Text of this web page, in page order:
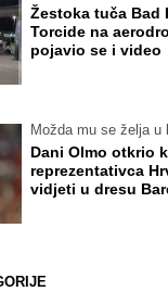
Žestoka tuča Bad
Torcide na
pojavio se i video
Možda mu se želja u
Dani Olmo otkrio
reprezentativca
vidjeti u dresu